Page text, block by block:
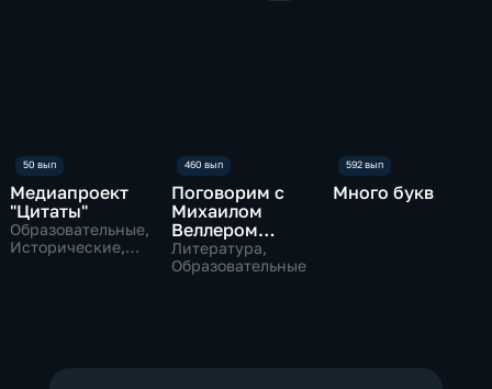
Медиапроект
"Цитаты"
Образовательные,
Исторические,
Поговорим с
Михаилом
Веллером
(архив)
Литература,
Образовательные
Много букв